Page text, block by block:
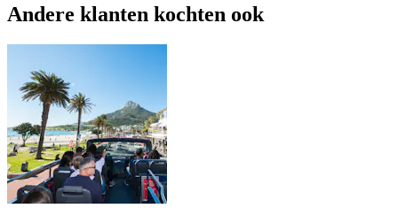
Andere klanten kochten ook